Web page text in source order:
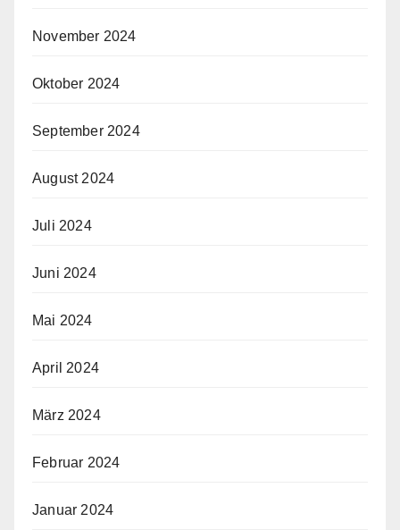
November 2024
Oktober 2024
September 2024
August 2024
Juli 2024
Juni 2024
Mai 2024
April 2024
März 2024
Februar 2024
Januar 2024